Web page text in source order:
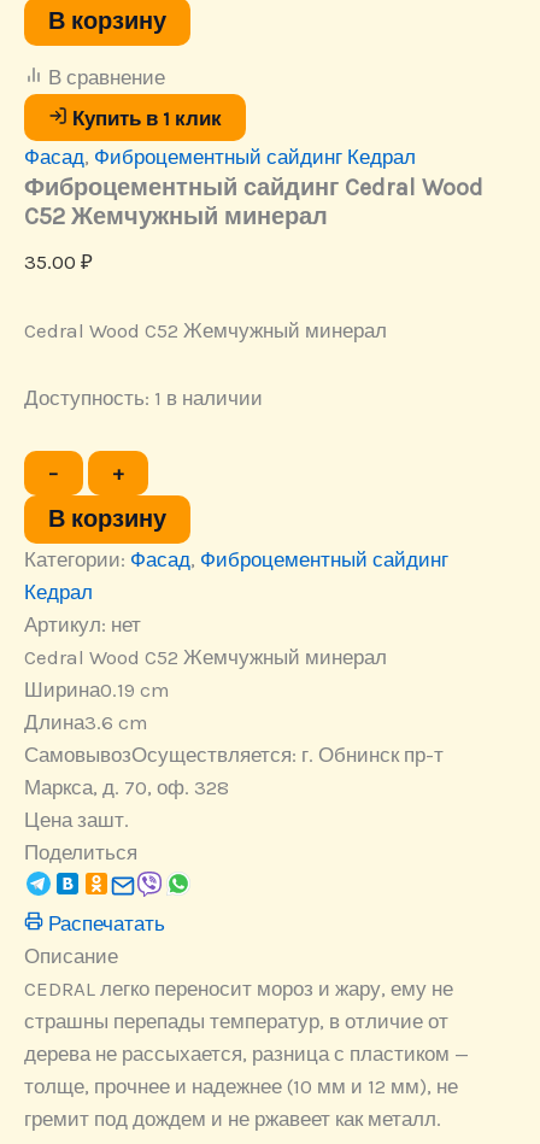
Фиброцементный
сайдинг
Wood
Жемчужный
минерал
В корзину
В сравнение
Купить в 1 клик
Фасад, Фиброцементный сайдинг Кедрал
Фиброцементный сайдинг Cedral Wood
C52 Жемчужный минерал
35.00 ₽
Cedral Wood C52 Жемчужный минерал
Доступность: 1 в наличии
−
Количество
товара
Фиброцементный
сайдинг
Cedral
C52
Жемчужный
минерал
+
В корзину
Категории: Фасад, Фиброцементный сайдинг
Кедрал
Артикул: нет
Cedral Wood C52 Жемчужный минерал
Ширина0.19 cm
Длина3.6 cm
СамовывозОсуществляется: г. Обнинск пр-т
Маркса, д. 70, оф. 328
Цена зашт.
Поделиться
Распечатать
Описание
CEDRAL легко переносит мороз и жару, ему не
страшны перепады температур, в отличие от
дерева не рассыхается, разница с пластиком —
толще, прочнее и надежнее (10 мм и 12 мм), не
гремит под дождем и не ржавеет как металл.